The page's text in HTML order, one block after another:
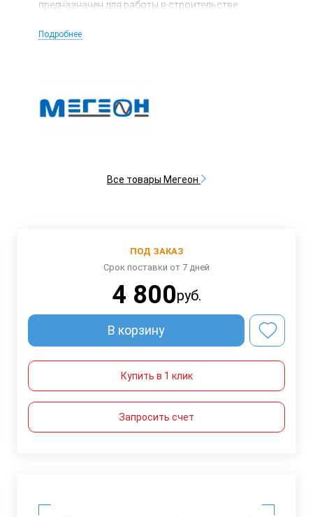
предназначен для работы в строительстве
черчении. Там где необходимо быстро и точно
Подробнее
Все товары Мегеон
ПОД ЗАКАЗ
Срок поставки от 7 дней
4 800руб.
В корзину
Купить в 1 клик
Запросить счет